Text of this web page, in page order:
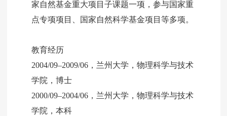
家自然基金重大项目子课题一项，参与国家重
点专项项目、国家自然科学基金项目等多项。
教育经历
2004/09–2009/06，兰州大学，物理科学与技术
学院，博士
2000/09–2004/06，兰州大学，物理科学与技术
学院，本科